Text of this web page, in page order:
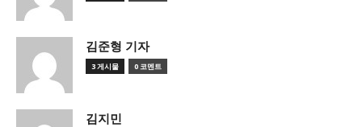
김준형 기자
3 게시물 0 코멘트
김지민